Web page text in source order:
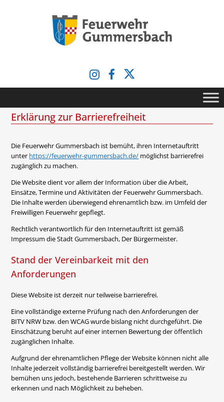
Erklärung zur Barrierefreiheit
Die Feuerwehr Gummersbach ist bemüht, ihren Internetauftritt
unter https://feuerwehr-gummersbach.de/ möglichst barrierefrei
zugänglich zu machen.
Die Website dient vor allem der Information über die Arbeit,
Einsätze, Termine und Aktivitäten der Feuerwehr Gummersbach.
Die Inhalte werden überwiegend ehrenamtlich bzw. im Umfeld der
Freiwilligen Feuerwehr gepflegt.
Rechtlich verantwortlich für den Internetauftritt ist gemäß
Impressum die Stadt Gummersbach, Der Bürgermeister.
Stand der Vereinbarkeit mit den
Anforderungen
Diese Website ist derzeit nur teilweise barrierefrei.
Eine vollständige externe Prüfung nach den Anforderungen der
BITV NRW bzw. den WCAG wurde bislang nicht durchgeführt. Die
Einschätzung beruht auf einer internen Bewertung der öffentlich
zugänglichen Inhalte.
Aufgrund der ehrenamtlichen Pflege der Website können nicht alle
Inhalte jederzeit vollständig barrierefrei bereitgestellt werden. Wir
bemühen uns jedoch, bestehende Barrieren schrittweise zu
erkennen und nach Möglichkeit zu beheben.